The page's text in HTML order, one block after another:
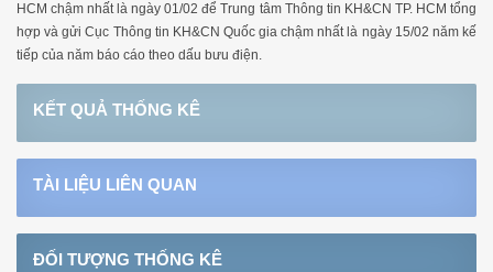
HCM chậm nhất là ngày 01/02 để Trung tâm Thông tin KH&CN TP. HCM tổng
hợp và gửi Cục Thông tin KH&CN Quốc gia chậm nhất là ngày 15/02 năm kế
tiếp của năm báo cáo theo dấu bưu điện.
KẾT QUẢ THỐNG KÊ
TÀI LIỆU LIÊN QUAN
ĐỐI TƯỢNG THỐNG KÊ